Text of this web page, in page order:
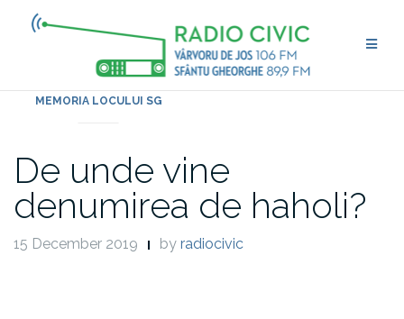
MEMORIA LOCULUI SG
De unde vine
denumirea de haholi?
15 December 2019 by radiocivic